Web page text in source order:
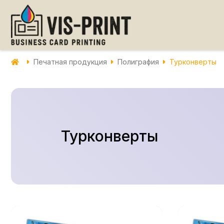
Печатная продукция Полиграфия Турконверты
Турконверты